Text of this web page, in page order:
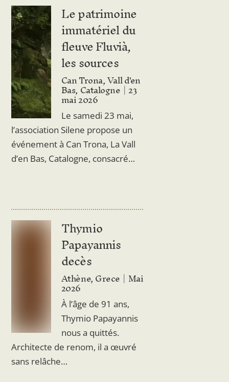
Le patrimoine
immatériel du
fleuve Fluvià,
les sources
Can Trona, Vall d'en
Bas, Catalogne 23
mai 2026
Le samedi 23 mai,
l’association Silene propose un
événement à Can Trona, La Vall
d’en Bas, Catalogne, consacré…
Thymio
Papayannis
decès
Athène, Grece Mai
2026
À l’âge de 91 ans,
Thymio Papayannis
nous a quittés.
Architecte de renom, il a œuvré
sans relâche…